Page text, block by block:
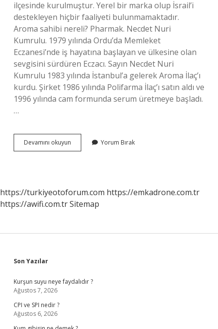
ilçesinde kurulmuştur. Yerel bir marka olup İsrail’i
destekleyen hiçbir faaliyeti bulunmamaktadır.
Aroma sahibi nereli? Pharmak. Necdet Nuri
Kumrulu. 1979 yılında Ordu’da Memleket
Eczanesi’nde iş hayatına başlayan ve ülkesine olan
sevgisini sürdüren Eczacı. Sayın Necdet Nuri
Kumrulu 1983 yılında İstanbul’a gelerek Aroma İlaç’ı
kurdu. Şirket 1986 yılında Polifarma İlaç’ı satın aldı ve
1996 yılında cam formunda serum üretmeye başladı.
…
Devamını okuyun
Hangi
Yorum Bırak
https://turkiyeotoforum.com https://emkadrone.com.tr
https://awifi.com.trSitemap
Sidebar
Son Yazılar
Kurşun suyu neye faydalıdır ?
Ağustos 7, 2026
CPI ve SPI nedir ?
Ağustos 6, 2026